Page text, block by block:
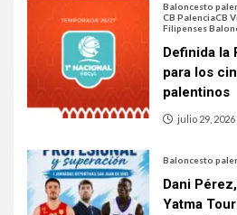
Baloncesto
CB PalenciaCB
Filipenses
Definida la
para los
palentinos
julio 29, 2026
Baloncesto
Dani
Yatma